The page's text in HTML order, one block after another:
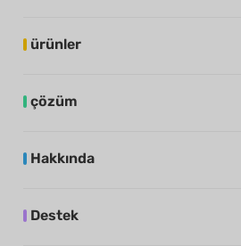
ürünler
çözüm
Hakkında
Destek